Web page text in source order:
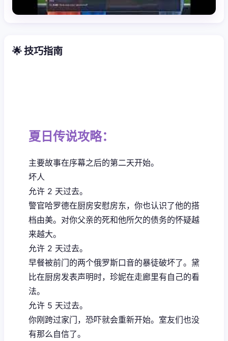
🌟 技巧指南
夏日传说攻略：
主要故事在序幕之后的第二天开始。
坏人
允许 2 天过去。
警官哈罗德在厨房安慰房东，你也认识了他的搭
档由美。对你父亲的死和他所欠的债务的怀疑越
来越大。
允许 2 天过去。
早餐被前门的两个俄罗斯口音的暴徒破坏了。黛
比在厨房发表声明时，珍妮在走廊里有自己的看
法。
允许 5 天过去。
你刚跨过家门，恐吓就会重新开始。室友们也没
有那么自信了。